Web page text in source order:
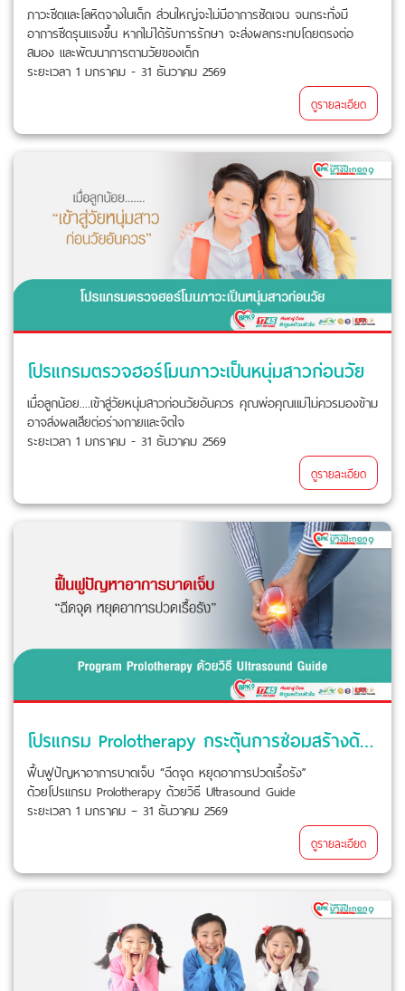
ภาวะซีดและโลหิตจางในเด็ก ส่วนใหญ่จะไม่มีอาการชัดเจน จนกระทั่งมี
อาการซีดรุนแรงขึ้น หากไม่ได้รับการรักษา จะส่งผลกระทบโดยตรงต่อ
สมอง และพัฒนาการตามวัยของเด็ก
ระยะเวลา 1 มกราคม - 31 ธันวาคม 2569
ดูรายละเอียด
โปรแกรมตรวจฮอร์โมนภาวะเป็นหนุ่มสาวก่อนวัย
เมื่อลูกน้อย....เข้าสู่วัยหนุ่มสาวก่อนวัยอันควร คุณพ่อคุณแม่ไม่ควรมองข้าม
อาจส่งผลเสียต่อร่างกายและจิตใจ
ระยะเวลา 1 มกราคม - 31 ธันวาคม 2569
ดูรายละเอียด
โปรแกรม Prolotherapy กระตุ้นการซ่อมสร้างด้วยวิธี Ultrasound Guide
ฟื้นฟูปัญหาอาการบาดเจ็บ “ฉีดจุด หยุดอาการปวดเรื้อรัง”
ด้วยโปรแกรม Prolotherapy ด้วยวิธี Ultrasound Guide
ระยะเวลา 1 มกราคม – 31 ธันวาคม 2569
ดูรายละเอียด